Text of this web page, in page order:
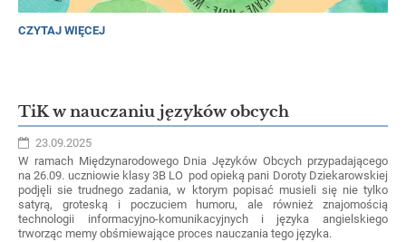
ZAPRASZAMY
CZYTAJ WIĘCEJ
TiK w nauczaniu języków obcych
23.09.2025
W ramach Międzynarodowego Dnia Języków Obcych przypadającego
na 26.09. uczniowie klasy 3B LO pod opieką pani Doroty Dziekarowskiej
podjęli sie trudnego zadania, w ktorym popisać musieli się nie tylko
satyrą, groteską i poczuciem humoru, ale również znajomością
technologii informacyjno-komunikacyjnych i języka angielskiego
trworząc memy obśmiewające proces nauczania tego języka.